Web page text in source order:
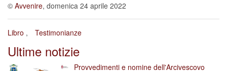
© Avvenire, domenica 24 aprile 2022
Libro Testimonianze
Ultime notizie
Provvedimenti e nomine dell'Arcivescovo